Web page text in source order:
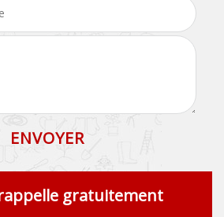
gratuitement